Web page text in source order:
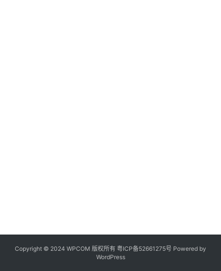
Copyright © 2024 WPCOM 版权所有 粤ICP备52661275号 Powered by
WordPress